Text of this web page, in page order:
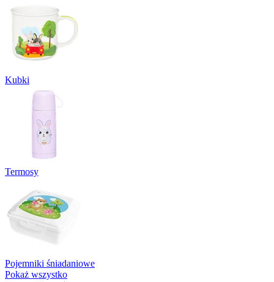
Kubki
Termosy
Pojemniki śniadaniowe
Pokaż wszystko